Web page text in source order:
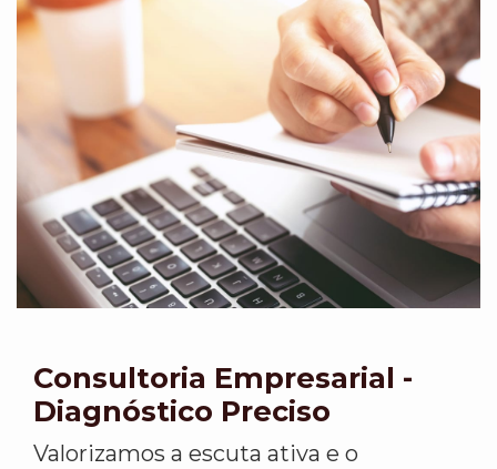
Consultoria Empresarial -
Diagnóstico Preciso
Valorizamos a escuta ativa e o